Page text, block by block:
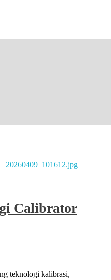
Calibrator
teknologi kalibrasi,